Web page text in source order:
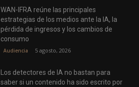
WAN-IFRA reúne las principales
estrategias de los medios ante la IA, la
pérdida de ingresos y los cambios de
consumo
Audiencia 5 agosto, 2026
Los detectores de IA no bastan para
saber si un contenido ha sido escrito por